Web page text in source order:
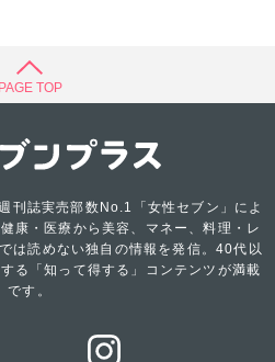
PAGE TOP
刊誌実売部数No.1「女性セブン」によ
康・医療から美容、マネー、料理・レ
は読めない独自の情報を発信。40代以
る「知って得する」コンテンツが満載
です。